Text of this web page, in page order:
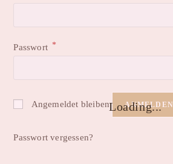
Loading...
Passwort *
Angemeldet bleiben ANMELDEN
Passwort vergessen?